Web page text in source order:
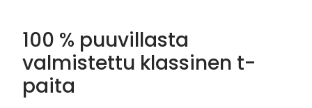
100 % puuvillasta
valmistettu klassinen t-
paita